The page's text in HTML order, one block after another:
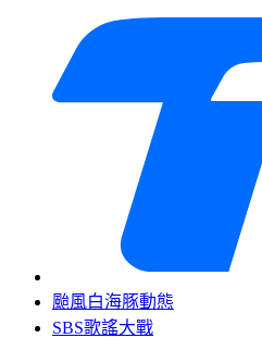
颱風白海豚動態
SBS歌謠大戰